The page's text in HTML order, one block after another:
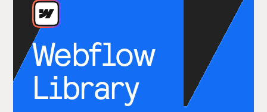
Webflow
Library